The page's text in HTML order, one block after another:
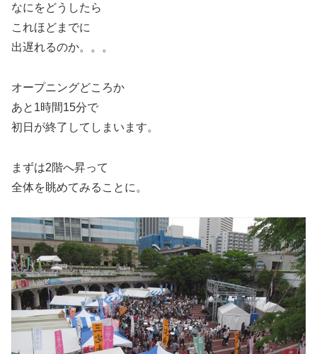
なにをどうしたら
これほどまでに
出遅れるのか。。。
オープニングどころか
あと1時間15分で
初日が終了してしまいます。
まずは2階へ昇って
全体を眺めてみることに。